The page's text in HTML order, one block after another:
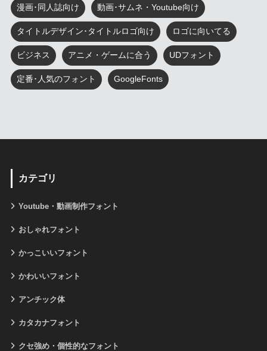
漫画･同人誌向け 動画･サムネ・Youtube向け
タイトルデザイン･タイトルロゴ向け ロゴに向いてる
ビジネス アニメ・ゲームに合う UDフォント
定番･人気のフォント GoogleFonts
カテゴリ
Youtube・動画制作フォント
おしゃれフォント
かっこいいフォント
かわいいフォント
アンチック体
カタカナフォント
クセ強め・個性的なフォント